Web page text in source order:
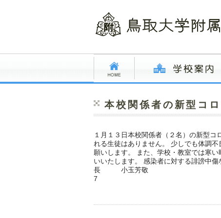
本校関係者の新型コ
１月１３日本校関係者（２名）の新型
れる生徒はありません。 少しでも体調
願いします。 また、学校・教室では寒
いいたします。 感染者に対する誹謗中
長 小玉芳敬
7